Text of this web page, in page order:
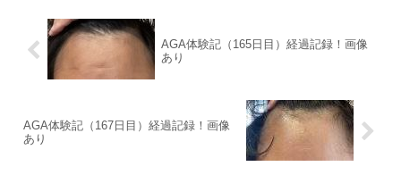
AGA体験記（165日目）経過記録！画像
あり
AGA体験記（167日目）経過記録！画像
あり